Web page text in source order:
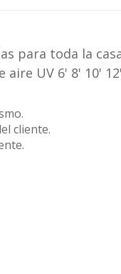
para toda la
UV 6' 8' 10' 12'
cliente.